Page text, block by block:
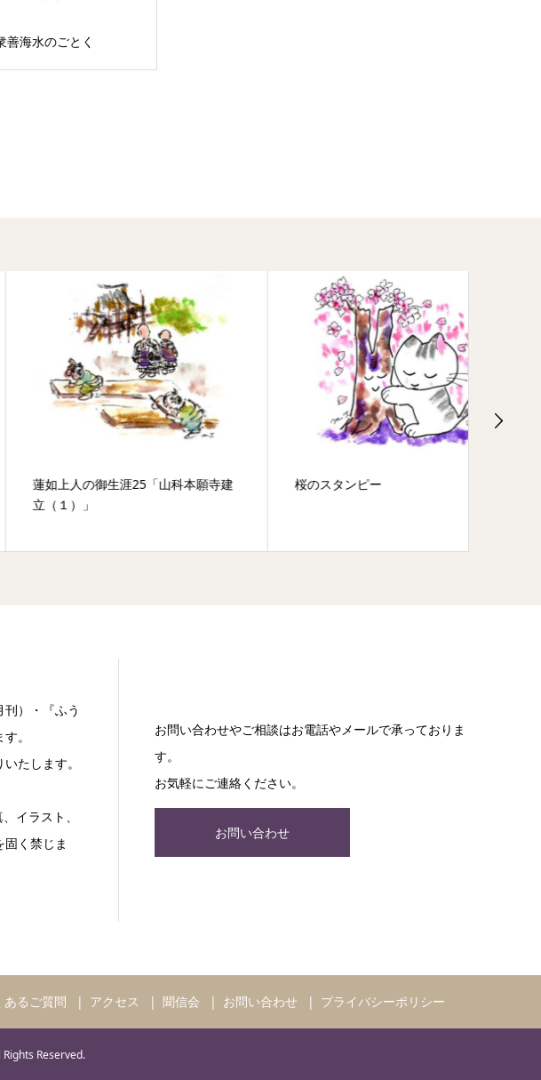
善海水のごとく
上人の御生涯25「山科本願寺建
）」
桜のスタンピー
）・『ふう
。
たします。
イラスト、
く禁じま
お問い合わせやご相談はお電話やメールで承っておりま
す。
お気軽にご連絡ください。
お問い合わせ
あるご質問 アクセス 聞信会 お問い合わせ プライバシーポリシー
Reserved.